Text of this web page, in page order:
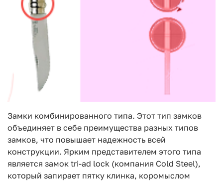
Замки комбинированного типа. Этот тип замков
объединяет в себе преимущества разных типов
замков, что повышает надежность всей
конструкции. Ярким представителем этого типа
является замок tri-ad lock (компания Cold Steel),
который запирает пятку клинка, коромыслом